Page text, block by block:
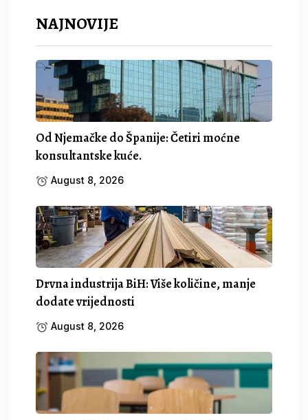
NAJNOVIJE
Od Njemačke do Španije: Četiri moćne
konsultantske kuće.
August 8, 2026
Drvna industrija BiH: Više količine, manje
dodate vrijednosti
August 8, 2026